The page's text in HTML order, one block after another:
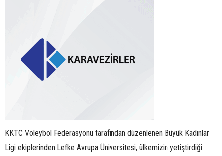
KKTC Voleybol Federasyonu tarafından düzenlenen Büyük Kadınlar
Ligi ekiplerinden Lefke Avrupa Üniversitesi, ülkemizin yetiştirdiği